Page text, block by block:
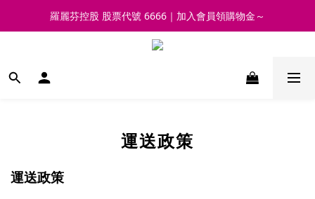
羅麗芬控股 股票代號 6666｜加入會員領購物金～
運送政策
運送政策